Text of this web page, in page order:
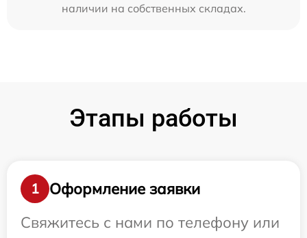
наличии на собственных складах.
Этапы работы
1
Оформление заявки
Свяжитесь с нами по телефону или